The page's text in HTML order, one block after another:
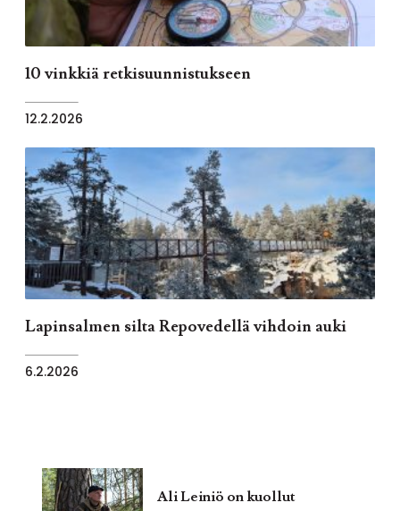
10 vinkkiä retkisuunnistukseen
12.2.2026
Lapinsalmen silta Repovedellä vihdoin auki
6.2.2026
Ali Leiniö on kuollut